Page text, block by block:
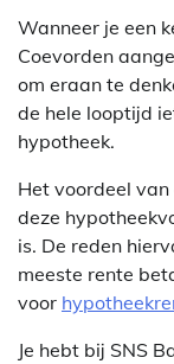
Wanneer je een
Coevorden
om eraan te
de hele looptijd
hypotheek.
Het voordeel
deze
is. De reden
meeste rente
voor
Je hebt bij SNS